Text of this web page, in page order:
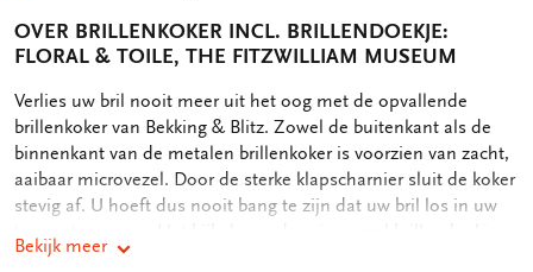
OVER BRILLENKOKER INCL. BRILLENDOEKJE:
FLORAL & TOILE, THE FITZWILLIAM MUSEUM
OMSCHRIJVING
Verlies uw bril nooit meer uit het oog met de opvallende
brillenkoker van Bekking & Blitz. Zowel de buitenkant als de
binnenkant van de metalen brillenkoker is voorzien van zacht,
aaibaar microvezel. Door de sterke klapscharnier sluit de koker
stevig af. U hoeft dus nooit bang te zijn dat uw bril los in uw
heeft dezelfde print als de brillenkoker. Microvezel zorgt voor
Bekijk meer